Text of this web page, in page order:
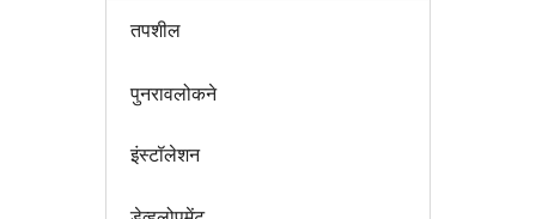
तपशील
पुनरावलोकने
इंस्टॉलेशन